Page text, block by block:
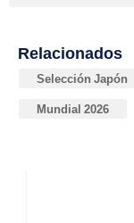
Relacionados
Selección Japón
Mundial 2026